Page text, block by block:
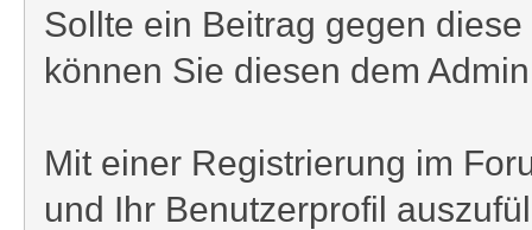
Sollte ein Beitrag gegen
können Sie diesen dem
Mit einer Registrierung im
und Ihr Benutzerprofil